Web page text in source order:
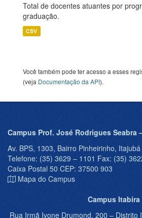
Total de docentes atuantes por
graduação.
CSV
Você também pode ter acesso a esses
(veja Documentação da API).
Campus Prof. José Rodrigues Seabra
Av. BPS, 1303, Bairro Pinheirinho,
Telefone: (35) 3629 – 1101 Fax: (35)
Caixa Postal 50 CEP: 37500 903
Mapa do Campus
Campus Itabira
Rua Irmã Ivone Drumond, 200 – Distrito